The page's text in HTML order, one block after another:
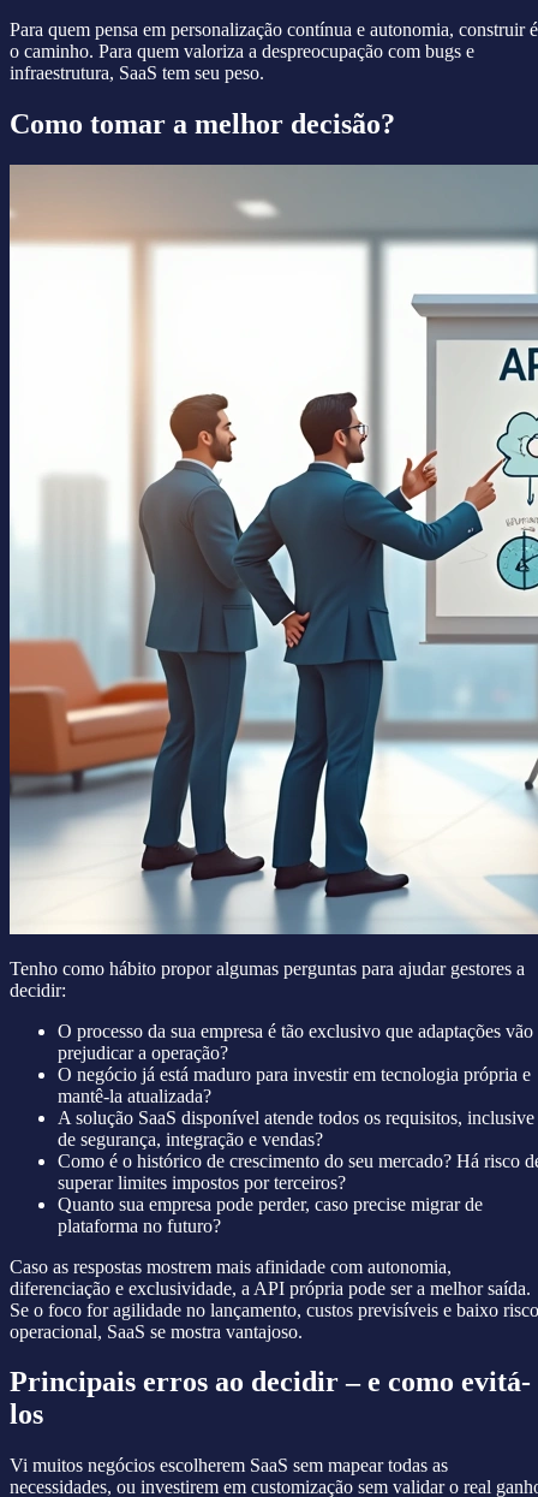
Para quem pensa em personalização contínua e autonomia, construir é
o caminho. Para quem valoriza a despreocupação com bugs e
infraestrutura, SaaS tem seu peso.
Como tomar a melhor decisão?
Tenho como hábito propor algumas perguntas para ajudar gestores a
decidir:
O processo da sua empresa é tão exclusivo que adaptações vão
prejudicar a operação?
O negócio já está maduro para investir em tecnologia própria e
mantê-la atualizada?
A solução SaaS disponível atende todos os requisitos, inclusive
de segurança, integração e vendas?
Como é o histórico de crescimento do seu mercado? Há risco
superar limites impostos por terceiros?
Quanto sua empresa pode perder, caso precise migrar de
plataforma no futuro?
Caso as respostas mostrem mais afinidade com autonomia,
diferenciação e exclusividade, a API própria pode ser a melhor saída.
Se o foco for agilidade no lançamento, custos previsíveis e baixo risco
operacional, SaaS se mostra vantajoso.
Principais erros ao decidir – e como evitá-
los
Vi muitos negócios escolherem SaaS sem mapear todas as
necessidades, ou investirem em customização sem validar o real